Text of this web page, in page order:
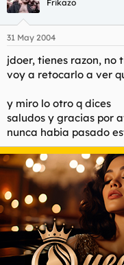
Frikazo
31 May 2004
jdoer, tienes razon, no
voy a retocarlo a ver
y miro lo otro q dices
saludos y gracias por
nunca habia pasado